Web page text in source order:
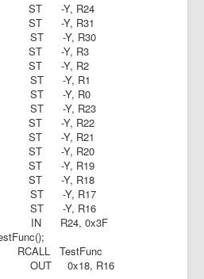
ST -Y, R24
ST -Y, R31
ST -Y, R30
ST -Y, R3
ST -Y, R2
ST -Y, R1
ST -Y, R0
ST -Y, R23
ST -Y, R22
ST -Y, R21
ST -Y, R20
ST -Y, R19
ST -Y, R18
ST -Y, R17
ST -Y, R16
IN R24, 0x3F
TestFunc
OUT 0x18, R16